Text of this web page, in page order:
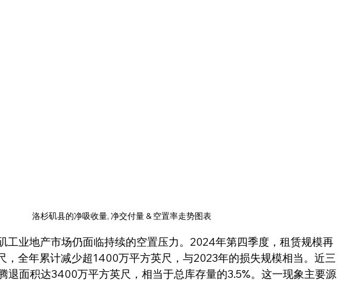
洛杉矶县的净吸收量, 净交付量 & 空置率走势图表
，全年累计减少超1400万平方英尺，与2023年的损失规模相当。近三
退面积达3400万平方英尺，相当于总库存量的3.5%。这一现象主要源